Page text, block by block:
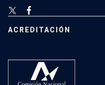
ACREDITACIÓN